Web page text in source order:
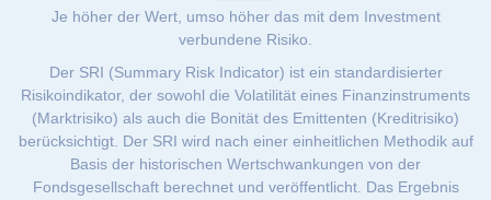
Je höher der Wert, umso höher das mit dem Investment
verbundene Risiko.
Der SRI (Summary Risk Indicator) ist ein standardisierter
Risikoindikator, der sowohl die Volatilität eines Finanzinstruments
(Marktrisiko) als auch die Bonität des Emittenten (Kreditrisiko)
berücksichtigt. Der SRI wird nach einer einheitlichen Methodik auf
Basis der historischen Wertschwankungen von der
Fondsgesellschaft berechnet und veröffentlicht. Das Ergebnis